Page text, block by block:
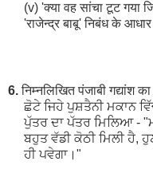
(v) 'क्या वह सांचा टूट
'राजेन्द्र बाबू' निबंध के
6.निम्नलिखित पंजाबी गद्यांश
ਛੋਟੇ ਜਿਹੇ ਪੁਸ਼ਤੈਨੀ ਮਕਾਨ
ਪੁੱਤਰ ਦਾ ਪੱਤਰ ਮਿਲਿਆ -
ਬਹੁਤ ਵੱਡੀ ਕੋਠੀ ਮਿਲੀ ਹੈ,
ਹੀ ਪਵੇਗਾ।"